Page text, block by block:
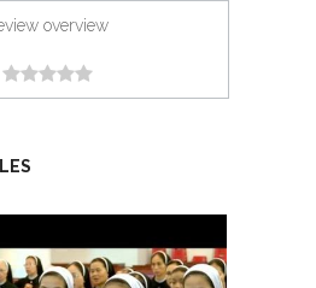
overview